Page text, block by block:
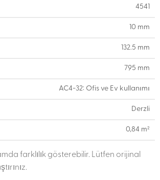
4541
10 mm
132.5 mm
795 mm
AC4-32: Ofis ve Ev kullanımı
Derzli
0,84 m²
farklılık gösterebilir. Lütfen orijinal